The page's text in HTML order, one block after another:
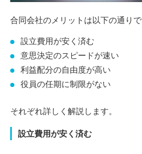
合同会社のメリットは以下の通りで
設立費用が安く済む
意思決定のスピードが速い
利益配分の自由度が高い
役員の任期に制限がない
それぞれ詳しく解説します。
設立費用が安く済む